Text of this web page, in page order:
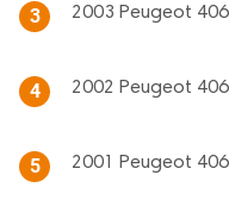
3 2003 Peugeot 406
4 2002 Peugeot 406
5 2001 Peugeot 406